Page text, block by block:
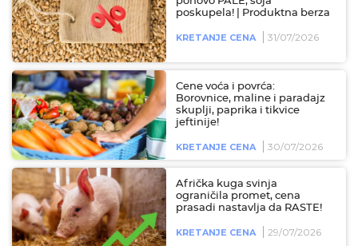
poskupela! | Produktna berza
KRETANJE CENA 31/07/2026
Cene voća i povrća:
Borovnice, maline i paradajz
skuplji, paprika i tikvice
jeftinije!
KRETANJE CENA 30/07/2026
Afrička kuga svinja
ograničila promet, cena
prasadi nastavlja da RASTE!
KRETANJE CENA 29/07/2026